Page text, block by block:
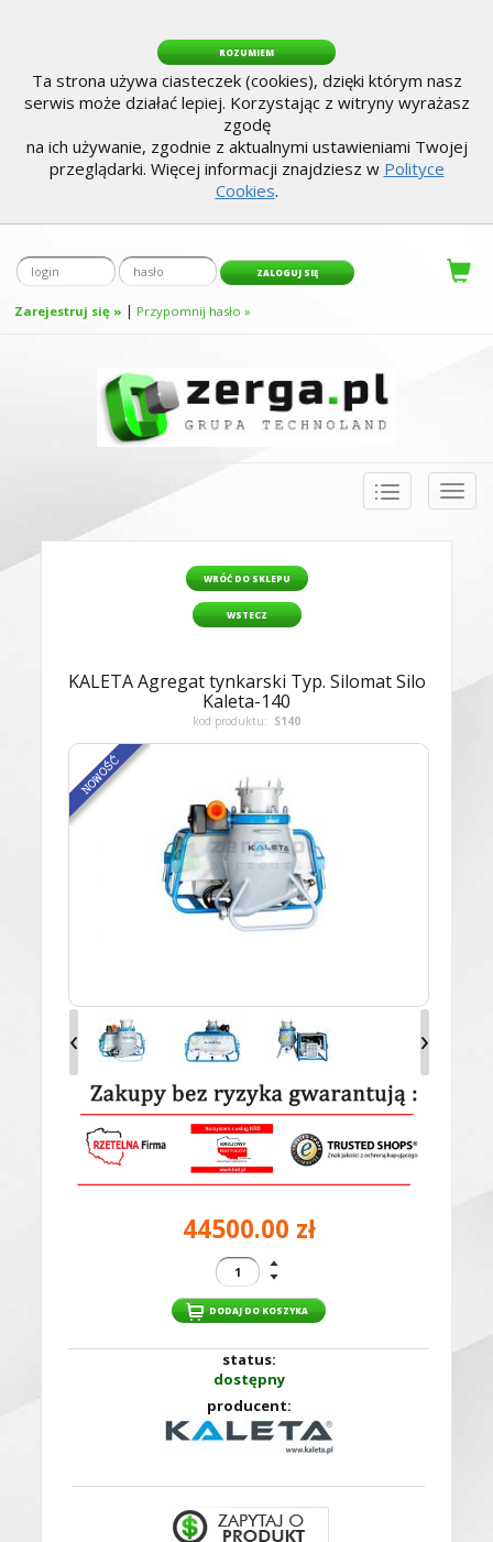
ROZUMIEM
Ta strona używa ciasteczek (cookies), dzięki którym nasz
serwis może działać lepiej. Korzystając z witryny wyrażasz
zgodę
na ich używanie, zgodnie z aktualnymi ustawieniami Twojej
przeglądarki. Więcej informacji znajdziesz w Polityce
Cookies.
Zarejestruj się » | Przypomnij hasło »
Toggle
WRÓĆ DO SKLEPU
WSTECZ
KALETA Agregat tynkarski Typ. Silomat Silo
Kaleta-140
kod produktu: S140
44500.00 zł
status:
dostępny
producent:
‹ ›